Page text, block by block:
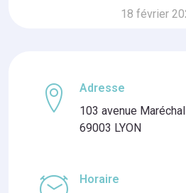
18 février
Adresse
103 avenue
69003 LYON
Horaire